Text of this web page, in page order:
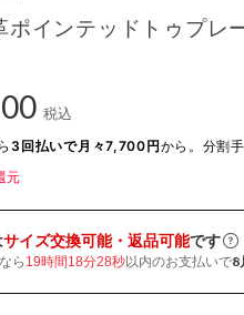
ポインテッドトゥプレ
税込
3回払いで月々7,700円から。分割
元
サイズ交換可能・返品可能です
ら 19時間18分27秒以内のお支払いで8